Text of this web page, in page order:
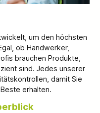
um den höchsten
ob Handwerker,
brauchen Produkte,
sind. Jedes unserer
damit Sie
erhalten.